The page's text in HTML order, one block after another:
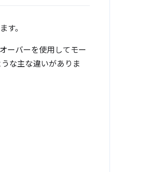
す。
ーバーを使用してモー
な主な違いがありま